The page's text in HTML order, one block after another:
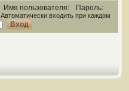
Имя пользователя:
Пароль:
Автоматически входить при каждом